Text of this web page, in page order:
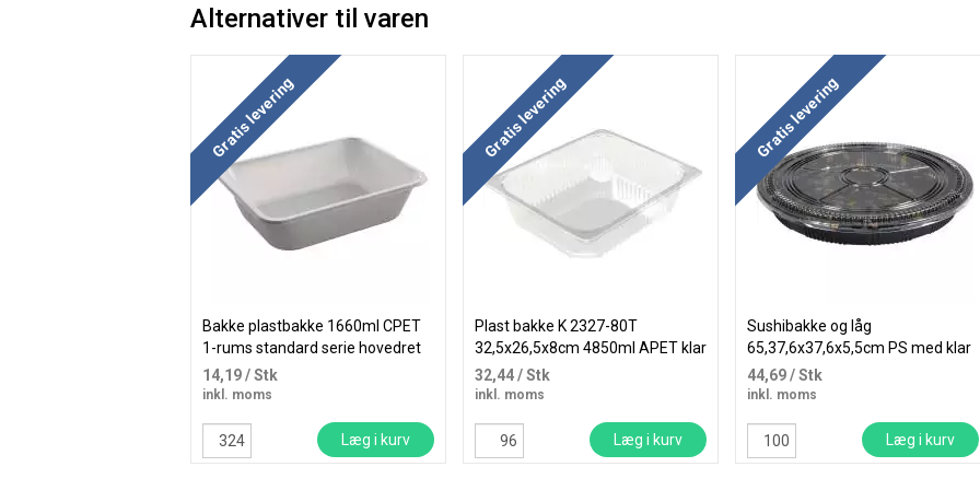
Alternativer til varen
Gratis levering
Bakke plastbakke 1660ml CPET
1-rums standard serie hovedret
hvid
14,19/ Stk
inkl. moms
Læg i kurv
Gratis levering
Plast bakke K 2327-80T
32,5x26,5x8cm 4850ml APET klar
32,44/ Stk
inkl. moms
Læg i kurv
Gratis levering
Sushibakke og låg
65,37,6x37,6x5,5cm PS med klar
låg rund sort
44,69/ Stk
inkl. moms
Læg i kurv